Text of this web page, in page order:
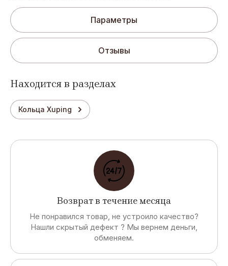
Параметры
Отзывы
Находится в разделах
Кольца Xuping
Возврат в течение месяца
Не понравился товар, не устроило качество?
Нашли скрытый дефект ? Мы вернем деньги,
обменяем.